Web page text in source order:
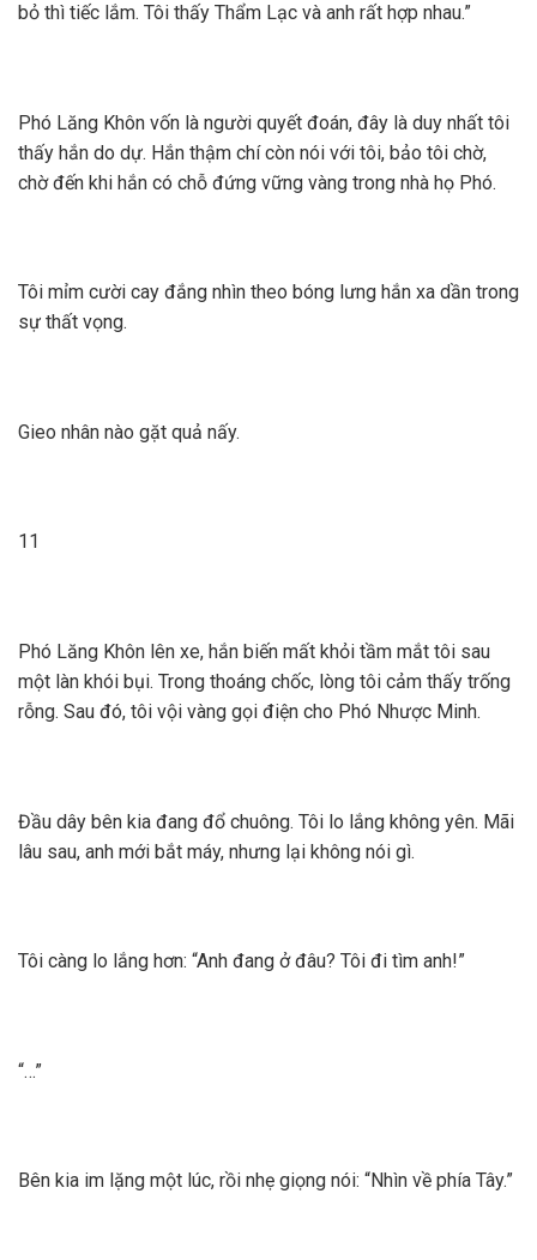
bỏ thì tiếc lắm. Tôi thấy Thẩm Lạc và anh rất hợp nhau.”
Phó Lăng Khôn vốn là người quyết đoán, đây là duy nhất tôi
thấy hắn do dự. Hắn thậm chí còn nói với tôi, bảo tôi chờ,
chờ đến khi hắn có chỗ đứng vững vàng trong nhà họ Phó.
Tôi mỉm cười cay đắng nhìn theo bóng lưng hắn xa dần trong
sự thất vọng.
Gieo nhân nào gặt quả nấy.
11
Phó Lăng Khôn lên xe, hắn biến mất khỏi tầm mắt tôi sau
một làn khói bụi. Trong thoáng chốc, lòng tôi cảm thấy trống
rỗng. Sau đó, tôi vội vàng gọi điện cho Phó Nhược Minh.
Đầu dây bên kia đang đổ chuông. Tôi lo lắng không yên. Mãi
lâu sau, anh mới bắt máy, nhưng lại không nói gì.
Tôi càng lo lắng hơn: “Anh đang ở đâu? Tôi đi tìm anh!”
“…”
Bên kia im lặng một lúc, rồi nhẹ giọng nói: “Nhìn về phía Tây.”